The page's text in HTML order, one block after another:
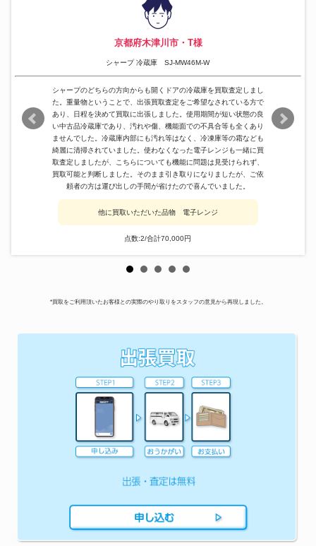
京都府木津川市・T様
シャープ 冷蔵庫 SJ-MW46M-W
シャープのどちらの方向からも開くドアの冷蔵庫を買取査定しまし
た。重量物ということで、出張買取査定をご希望なされている方で
あり、日程を決めて買取に出張しました。使用期間が短い状態の良
い中古品冷蔵庫であり、汚れや傷、機能面での不具合等も全くあり
ませんでした。冷蔵庫内部にも汚れ等はなく、冷凍庫等の霜なども
綺麗に清掃されていました。使わなくなった電子レンジも一緒に買
取査定しましたが、こちらについても機能に問題は見受けられず、
買取可能と判断しました。そのまま引き取りになりましたが、ご依
頼者の方は運び出しの手間が省けたので喜んでいました。
他に買取いただいた品物 電子レンジ
点数:2/合計70,000円
*買取をご利用頂いたお客様との実際のやり取りをスタッフの意見から再現しました。